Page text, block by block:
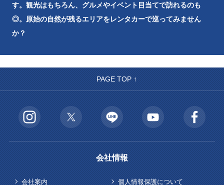
す。観光はもちろん、グルメやイベント目当てで訪れるのも
◎。原始の自然が残るエリアをレンタカーで巡ってみません
か？
PAGE TOP ↑
会社情報
会社案内 個人情報保護について